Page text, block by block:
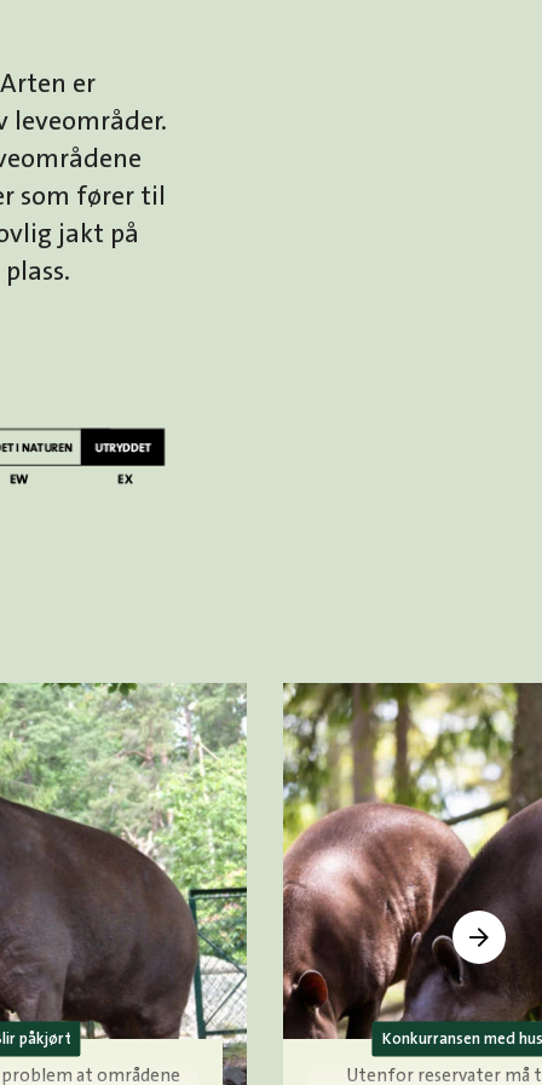
Arten er
leveområder.
som fører til
jakt på
påkjørt
at områdene
Konkurransen med
Utenfor reservater må